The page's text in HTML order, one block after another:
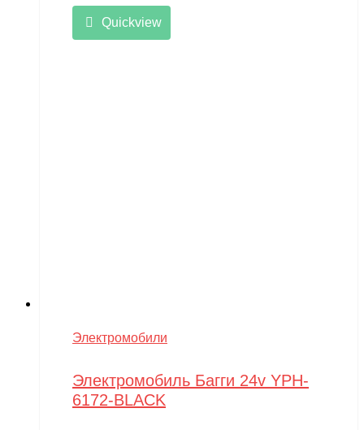
Quickview
Электромобили
Электромобиль Багги 24v YPH-
6172-BLACK